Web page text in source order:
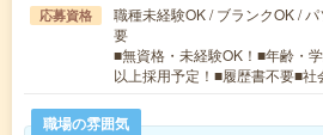
応募資格
職種未経験OK / ブランクOK /
要
■無資格・未経験OK！■年齢・
以上採用予定！■履歴書不要■
職場の雰囲気